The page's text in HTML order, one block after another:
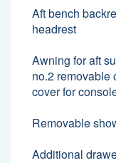
Aft bench
headrest
Awning for aft
no.2 removable
cover for
Removable
Additional